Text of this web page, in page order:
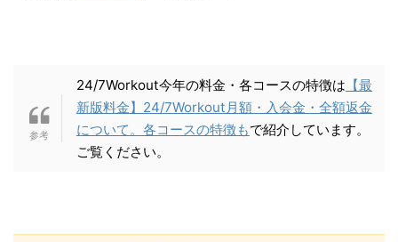
24/7Workout今年の料金・各コースの特徴は 【最
新版料金】24/7Workout月額・入会金・全額返金
について。各コースの特徴もで紹介しています。
ご覧ください。